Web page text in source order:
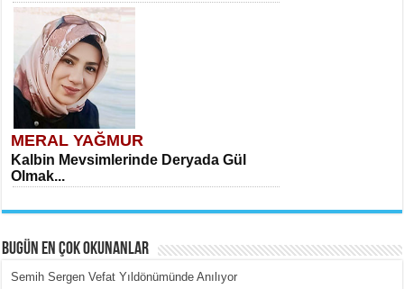
MERAL YAĞMUR
Kalbin Mevsimlerinde Deryada Gül
Olmak...
BUGÜN EN ÇOK OKUNANLAR
Semih Sergen Vefat Yıldönümünde Anılıyor